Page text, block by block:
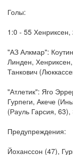
Голы:
1:0 - 55
"АЗ Алкмар":
Линден,
Танкович
"Атлетик": Яго
Гурпеги, Акече
(Рауль Гарсия,
Предупреждения:
Йоханссон (47),